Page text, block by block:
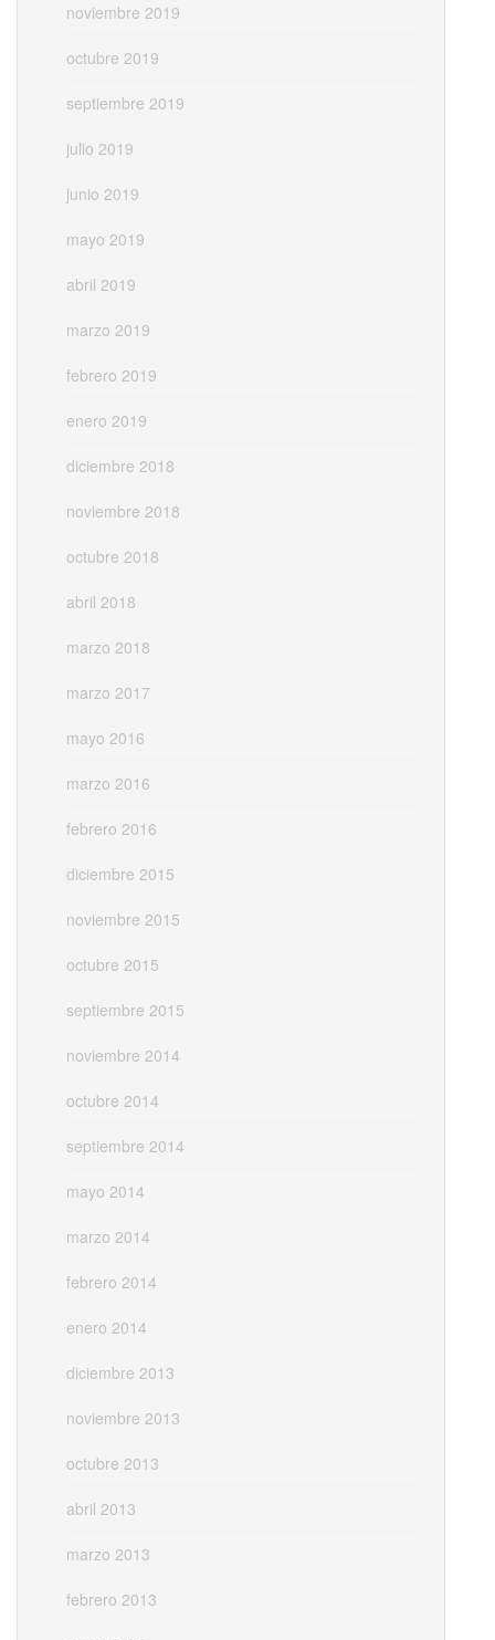
noviembre 2019
octubre 2019
septiembre 2019
julio 2019
junio 2019
mayo 2019
abril 2019
marzo 2019
febrero 2019
enero 2019
diciembre 2018
noviembre 2018
octubre 2018
abril 2018
marzo 2018
marzo 2017
mayo 2016
marzo 2016
febrero 2016
diciembre 2015
noviembre 2015
octubre 2015
septiembre 2015
noviembre 2014
octubre 2014
septiembre 2014
mayo 2014
marzo 2014
febrero 2014
enero 2014
diciembre 2013
noviembre 2013
octubre 2013
abril 2013
marzo 2013
febrero 2013